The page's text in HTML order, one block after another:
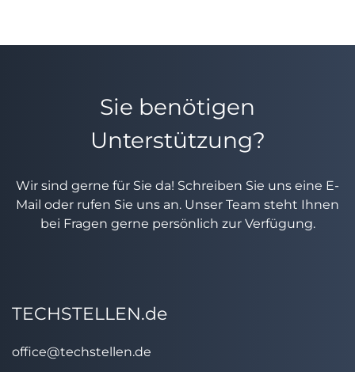
Sie benötigen
Unterstützung?
Wir sind gerne für Sie da! Schreiben Sie uns eine E-
Mail oder rufen Sie uns an. Unser Team steht Ihnen
bei Fragen gerne persönlich zur Verfügung.
TECHSTELLEN.de
office@techstellen.de